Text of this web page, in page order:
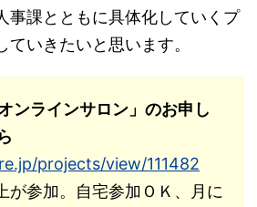
事課とともに具体化していくプ
ていきたいと思います。
ンラインサロン」のお申し
projects/view/111482
が参加。自宅参加ＯＫ、月に